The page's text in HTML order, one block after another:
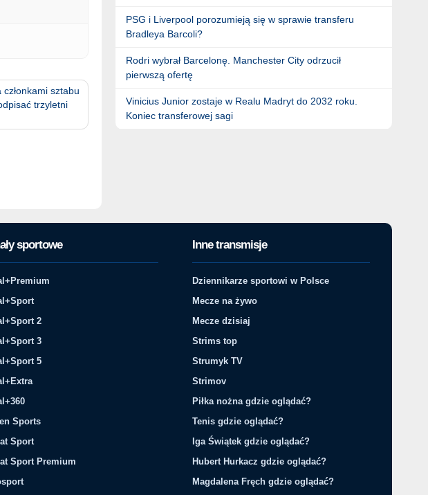
sztabu
trzyletni
PSG i Liverpool porozumieją się w sprawie transferu
Bradleya Barcoli?
Rodri wybrał Barcelonę. Manchester City odrzucił
pierwszą ofertę
Vinicius Junior zostaje w Realu Madryt do 2032 roku.
Koniec transferowej sagi
sportowe
2
3
5
Sports
Sport
Sport Premium
Inne transmisje
Dziennikarze sportowi w Polsce
Mecze na żywo
Mecze dzisiaj
Strims top
Strumyk TV
Strimov
Piłka nożna gdzie oglądać?
Tenis gdzie oglądać?
Iga Świątek gdzie oglądać?
Hubert Hurkacz gdzie oglądać?
Magdalena Fręch gdzie oglądać?